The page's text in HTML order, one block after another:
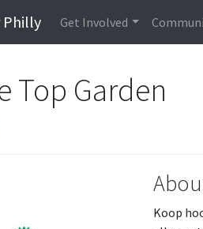
Philly Get Involved
Top Garden
Koop